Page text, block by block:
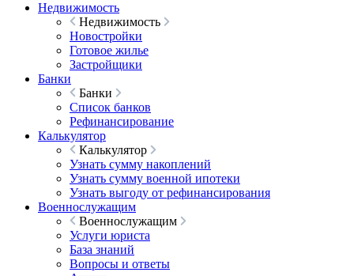
Недвижимость
Недвижимость
Новостройки
Готовое жилье
Застройщики
Банки
Банки
Список банков
Рефинансирование
Калькулятор
Калькулятор
Узнать сумму накоплений
Узнать сумму военной ипотеки
Узнать выгоду от рефинансирования
Военнослужащим
Военнослужащим
Услуги юриста
База знаний
Вопросы и ответы